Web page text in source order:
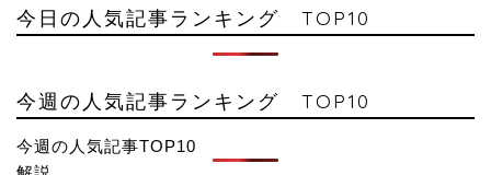
今日の人気記事ランキング TOP10
今週の人気記事ランキング TOP10
今週の人気記事TOP10